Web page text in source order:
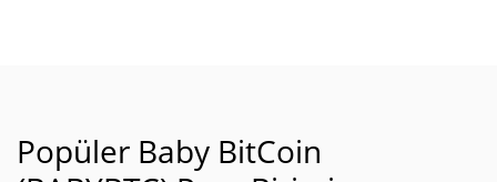
Popüler Baby BitCoin